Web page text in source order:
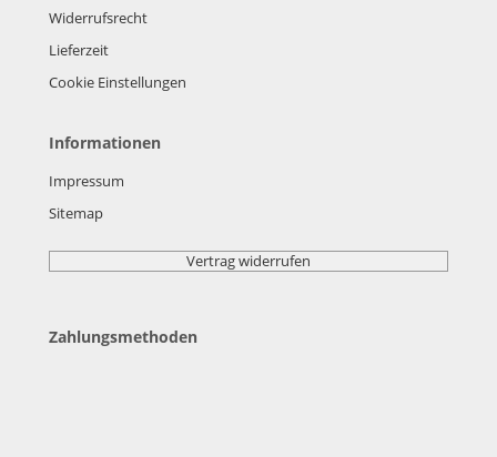
Widerrufsrecht
Lieferzeit
Cookie Einstellungen
Informationen
Impressum
Sitemap
Vertrag widerrufen
Zahlungsmethoden